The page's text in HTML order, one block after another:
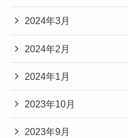
2024年3月
2024年2月
2024年1月
2023年10月
2023年9月